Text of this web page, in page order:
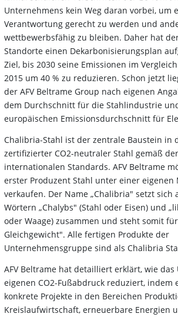
Unternehmens kein Weg daran vorbei, um
Verantwortung gerecht zu werden und
wettbewerbsfähig zu bleiben. Daher hat
Standorte einen Dekarbonisierungsplan
Ziel, bis 2030 seine Emissionen im
2015 um 40 % zu reduzieren. Schon jetzt
der AFV Beltrame Group nach eigenen
dem Durchschnitt für die Stahlindustrie
europäischen Emissionsdurchschnitt für
Chalibria-Stahl ist der zentrale Baustein in
zertifizierter CO2-neutraler Stahl gemäß
internationalen Standards. AFV Beltrame
erster Produzent Stahl unter einer eigenen
verkaufen. Der Name „Chalibria" setzt sich
Wörtern „Chalybs" (Stahl oder Eisen) und
oder Waage) zusammen und steht somit
Gleichgewicht". Alle fertigen Produkte der
Unternehmensgruppe sind als Chalibria
AFV Beltrame hat detailliert erklärt, wie
eigenen CO2-Fußabdruck reduziert, indem
konkrete Projekte in den Bereichen
Kreislaufwirtschaft, erneuerbare Energien